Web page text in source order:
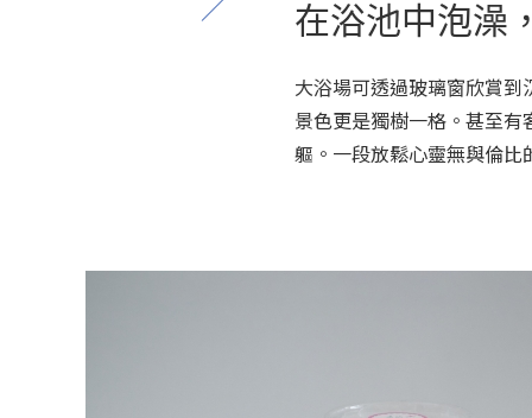
在浴池中泡澡
大浴場可透過玻璃窗欣賞
景色更是獨樹一格。甚至
軀。一段放鬆心靈無與倫